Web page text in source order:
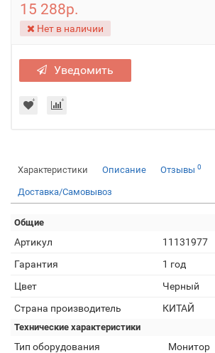
15 288р.
Нет в наличии
Уведомить
Характеристики Описание Отзывы 0
Доставка/Самовывоз
Общие
Артикул
11131977
Гарантия
1 год
Цвет
Черный
Страна производитель
КИТАЙ
Технические характеристики
Тип оборудования
Монитор